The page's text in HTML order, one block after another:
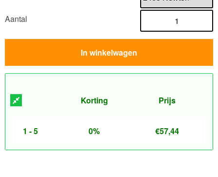
Aantal
In winkelwagen
Korting Prijs
1 - 5 0% €57,44